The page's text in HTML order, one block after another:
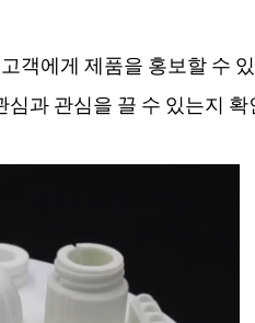
객에게 제품을 홍보할 수
과 관심을 끌 수 있는지 확